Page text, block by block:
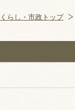
くらし・市政トップ